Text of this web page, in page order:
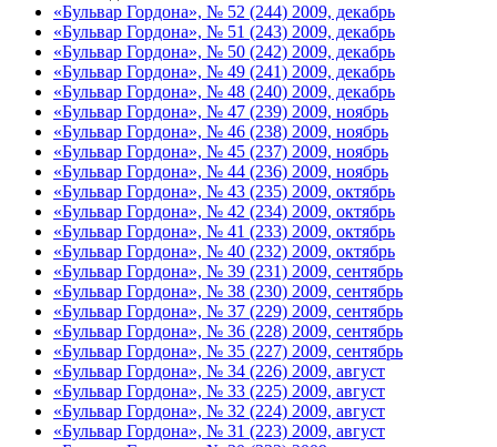
«Бульвар Гордона», № 52 (244) 2009, декабрь
«Бульвар Гордона», № 51 (243) 2009, декабрь
«Бульвар Гордона», № 50 (242) 2009, декабрь
«Бульвар Гордона», № 49 (241) 2009, декабрь
«Бульвар Гордона», № 48 (240) 2009, декабрь
«Бульвар Гордона», № 47 (239) 2009, ноябрь
«Бульвар Гордона», № 46 (238) 2009, ноябрь
«Бульвар Гордона», № 45 (237) 2009, ноябрь
«Бульвар Гордона», № 44 (236) 2009, ноябрь
«Бульвар Гордона», № 43 (235) 2009, октябрь
«Бульвар Гордона», № 42 (234) 2009, октябрь
«Бульвар Гордона», № 41 (233) 2009, октябрь
«Бульвар Гордона», № 40 (232) 2009, октябрь
«Бульвар Гордона», № 39 (231) 2009, сентябрь
«Бульвар Гордона», № 38 (230) 2009, сентябрь
«Бульвар Гордона», № 37 (229) 2009, сентябрь
«Бульвар Гордона», № 36 (228) 2009, сентябрь
«Бульвар Гордона», № 35 (227) 2009, сентябрь
«Бульвар Гордона», № 34 (226) 2009, август
«Бульвар Гордона», № 33 (225) 2009, август
«Бульвар Гордона», № 32 (224) 2009, август
«Бульвар Гордона», № 31 (223) 2009, август